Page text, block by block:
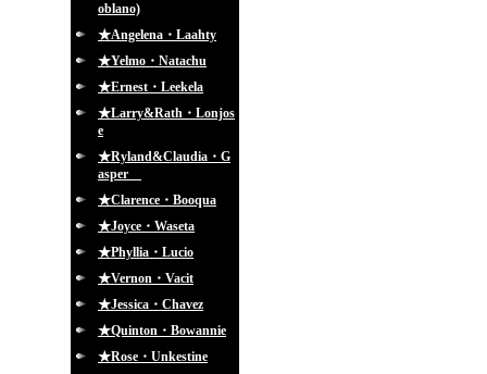
oblano)
★Angelena・Laahty
★Yelmo・Natachu
★Ernest・Leekela
★Larry&Rath・Lonjos
e
★Ryland&Claudia・G
asper
★Clarence・Booqua
★Joyce・Waseta
★Phyllia・Lucio
★Vernon・Vacit
★Jessica・Chavez
★Quinton・Bowannie
★Rose・Unkestine